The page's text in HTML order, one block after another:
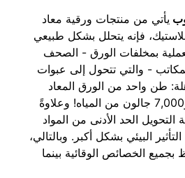
يأتي من منتجات ورقية معاد
فإنه يتحلل بشكل طبيعي
بمخلفات الورق - الصحف
- والتي تتحول إلى عبوات
طن واحد من الورق المعاد
تدويره يوفر 17 شجرة و7,000 جالون من المياه! وعلاوةً
الحد الأدنى من المواد
البيئي بشكل أكبر. وبالتالي،
بجميع الخصائص الوقائية بينما